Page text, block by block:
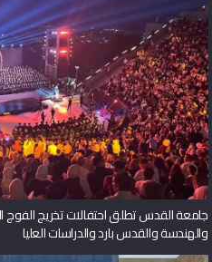
جامعة القدس تطلق احتفالات تخريج
والهندسة والقدس بارد والدراسات العليا